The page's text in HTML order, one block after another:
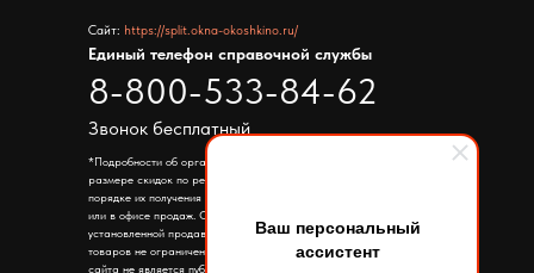
Ваш персональный
ассистент
Сайт: https://split.okna-okoshkino.ru/
*Подробности об организаторе акции, правилах ее проведения,
размере скидок по результатам такой акции, сроках, месте и
порядке их получения уточняйте по телефону указанному на сайте
или в офисе продаж. Скидка предоставляется от цены
установленной продавцом в период проведения акции. Количество
товаров не ограничено. Информация представленная на страницах
сайта не является публичной офертой. Ассортимент товара в
Единый телефон справочной службы
8-800-533-84-62
Звонок бесплатный